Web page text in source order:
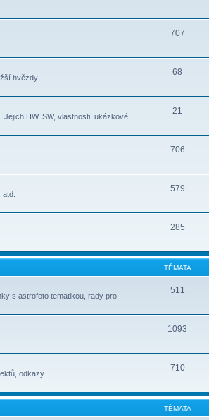
707
hvězdy
68
HW, SW, vlastnosti, ukázkové
21
706
579
285
TÉMATA
s astrofoto tematikou, rady pro
511
1093
odkazy...
710
TÉMATA